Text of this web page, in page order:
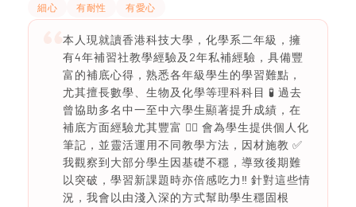
細心 有耐性 有愛心
本人現就讀香港科技大學，化學系二年級，擁
有4年補習社教學經驗及2年私補經驗，具備豐
富的補底心得，熟悉各年級學生的學習難點，
尤其擅長數學、生物及化學等理科科目 🧪 過去
曾協助多名中一至中六學生顯著提升成績，在
補底方面經驗尤其豐富 ✍🏻 會為學生提供個人化
筆記，並靈活運用不同教學方法，因材施教 ✅
我觀察到大部分學生因基礎不穩，導致後期難
以突破，學習新課題時亦倍感吃力‼️ 針對這些情
況，我會以由淺入深的方式幫助學生穩固根